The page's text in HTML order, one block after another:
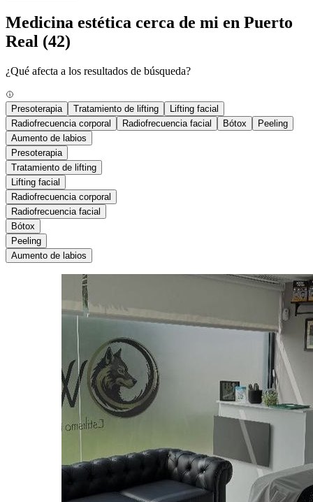
Medicina estética cerca de mi en Puerto
Real (42)
¿Qué afecta a los resultados de búsqueda?
Presoterapia Tratamiento de lifting
Lifting facial
Radiofrecuencia corporal
Radiofrecuencia facial Bótox
Peeling
Aumento de labios
Presoterapia
Tratamiento de lifting
Lifting facial
Radiofrecuencia corporal
Radiofrecuencia facial
Bótox
Peeling
Aumento de labios